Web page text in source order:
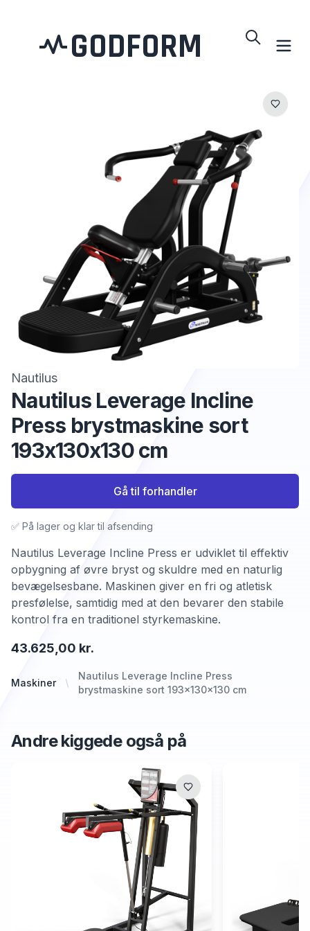
GODFORM
Nautilus
Nautilus Leverage Incline
Press brystmaskine sort
193x130x130 cm
Maskiner
Nautilus Leverage Incline Press
brystmaskine sort 193x130x130 cm
43.625,00 kr.
Nautilus Leverage Incline Press er udviklet til effektiv
opbygning af øvre bryst og skuldre med en naturlig
bevægelsesbane. Maskinen giver en fri og atletisk
presfølelse, samtidig med at den bevarer den stabile
kontrol fra en traditionel styrkemaskine.
✅ På lager og klar til afsending
Gå til forhandler
Andre kiggede også på